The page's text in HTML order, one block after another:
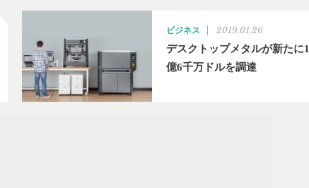
ビジネス 2019.01.26
デスクトップメタルが新たに1
億6千万ドルを調達